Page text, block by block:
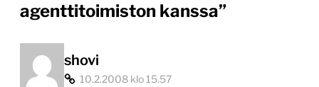
agenttitoimiston kanssa”
shovi
10.2.2008 klo 15.57